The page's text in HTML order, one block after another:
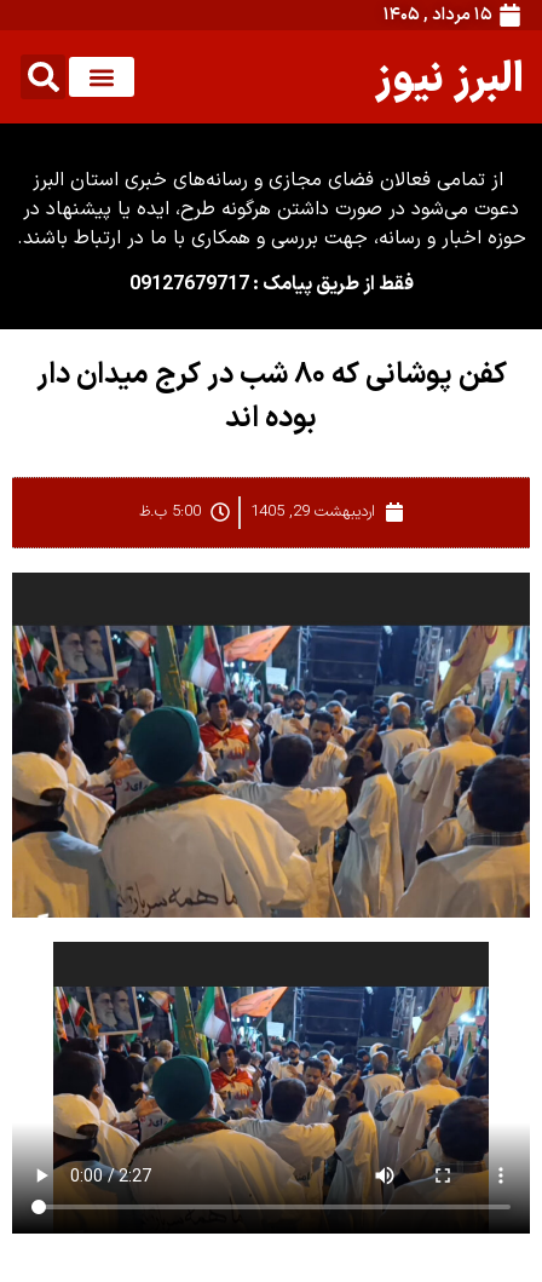
۱۵ مرداد , ۱۴۰۵
البرز نیوز
از تمامی فعالان فضای مجازی و رسانه‌های خبری استان البرز
دعوت می‌شود در صورت داشتن هرگونه طرح، ایده یا پیشنهاد در
حوزه اخبار و رسانه، جهت بررسی و همکاری با ما در ارتباط باشند.
فقط از طریق پیامک : 09127679717
کفن پوشانی که ۸۰ شب در کرج میدان دار
بوده اند
اردیبهشت 29, 1405 5:00 ب.ظ